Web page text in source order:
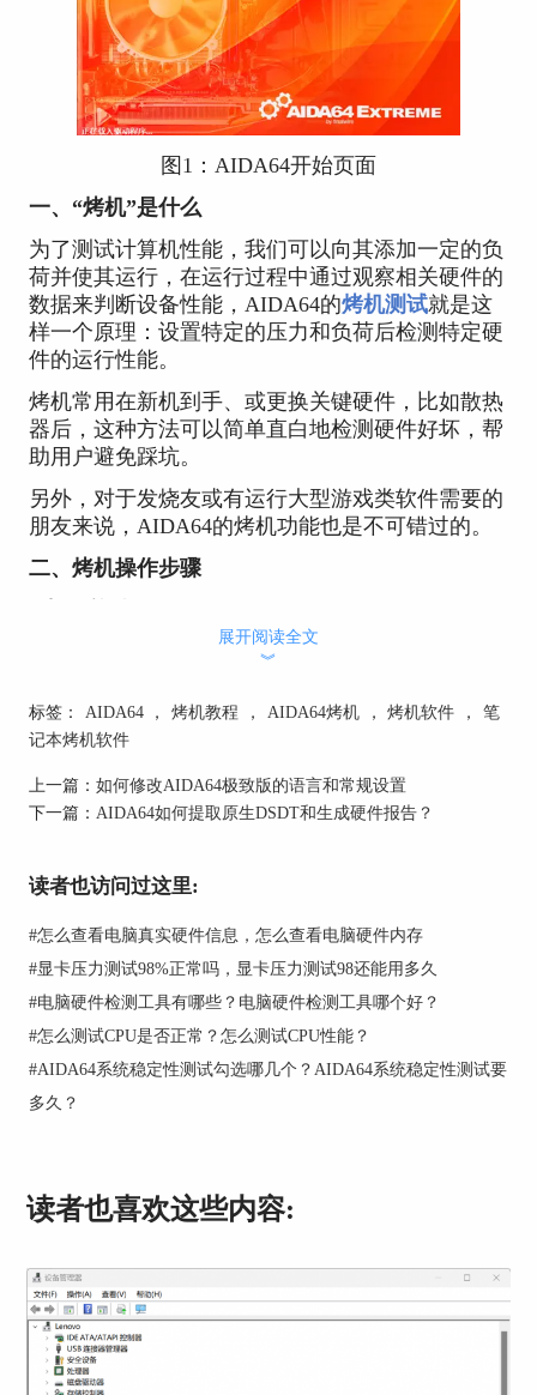
图1：AIDA64开始页面
一、“烤机”是什么
为了测试计算机性能，我们可以向其添加一定的负
荷并使其运行，在运行过程中通过观察相关硬件的
数据来判断设备性能，AIDA64的烤机测试就是这
样一个原理：设置特定的压力和负荷后检测特定硬
件的运行性能。
烤机常用在新机到手、或更换关键硬件，比如散热
器后，这种方法可以简单直白地检测硬件好坏，帮
助用户避免踩坑。
另外，对于发烧友或有运行大型游戏类软件需要的
朋友来说，AIDA64的烤机功能也是不可错过的。
二、烤机操作步骤
图2：打开AIDA64
打开软件后，会显示上图所示的操作界面，如果您
需要查看一些关于设备的基础信息和性能参数，可
以点击右侧菜单中的对应项目。
2.打开位置
我们说的烤机，实质上就是计算机的系统稳定性测
试，点击操作界面上方的“工具”，在其中选择“系
统稳定性测试”，进入测试窗口。
展开阅读全文
︾
标签： AIDA64 ， 烤机教程 ， AIDA64烤机 ， 烤机软件 ，
笔
记本烤机软件
上一篇： 如何修改AIDA64极致版的语言和常规设置
下一篇： AIDA64如何提取原生DSDT和生成硬件报告？
读者也访问过这里:
#怎么查看电脑真实硬件信息，怎么查看电脑硬件内存
#显卡压力测试98%正常吗，显卡压力测试98还能用多久
#电脑硬件检测工具有哪些？电脑硬件检测工具哪个好？
#怎么测试CPU是否正常？怎么测试CPU性能？
#AIDA64系统稳定性测试勾选哪几个？AIDA64系统稳定性测试要
多久？
读者也喜欢这些内容: